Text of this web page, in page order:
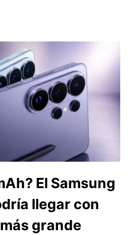
El Samsung
llegar con
grande